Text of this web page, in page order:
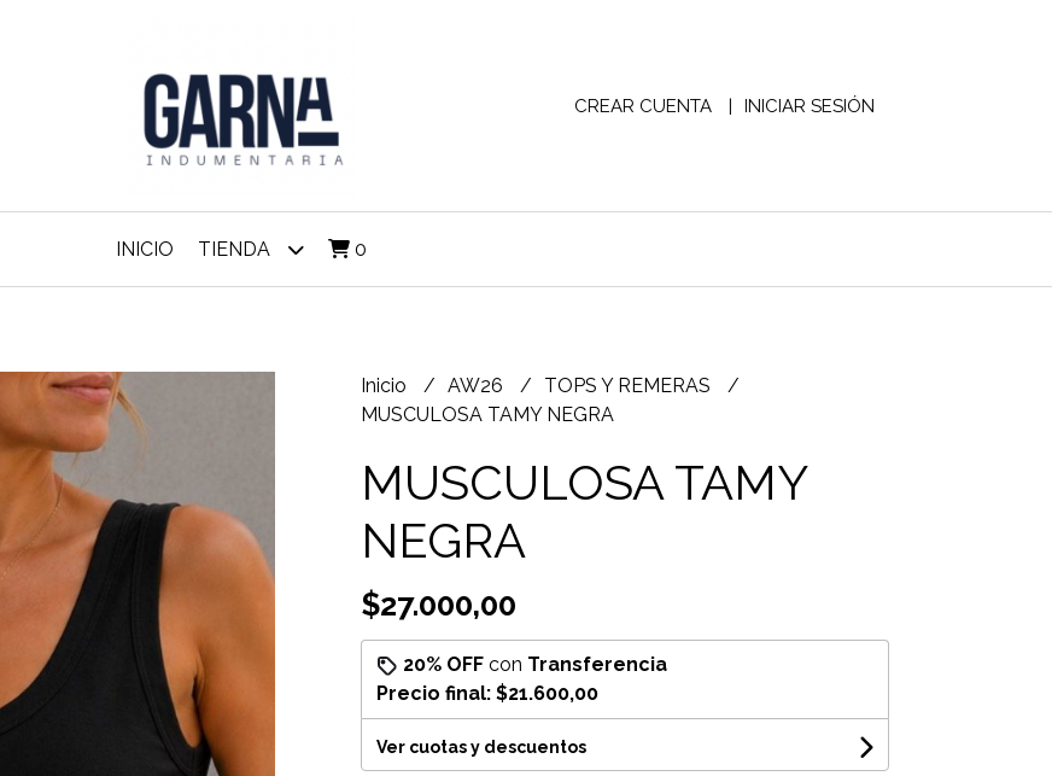
CREAR CUENTA INICIAR SESIÓN
INICIO TIENDA 0
Inicio AW26
TOPS Y REMERAS
MUSCULOSA TAMY NEGRA
MUSCULOSA TAMY
NEGRA
$27.000,00
20% OFFcon Transferencia
Precio final: $21.600,00
Ver cuotas y descuentos